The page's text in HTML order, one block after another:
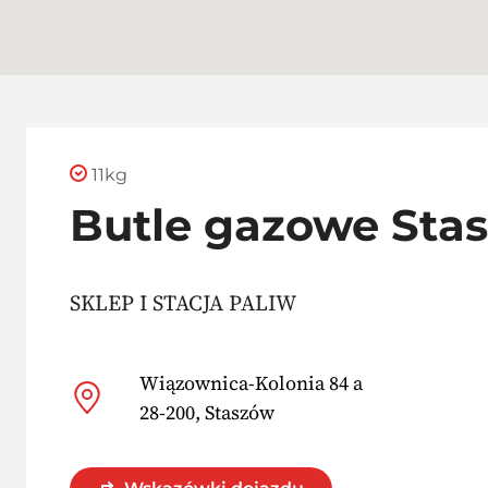
11kg
Butle gazowe
SKLEP I STACJA PALIW
Wiązownica-Kolonia 84 a
28-200, Staszów